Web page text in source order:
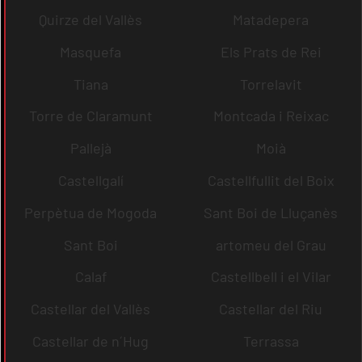
Quirze del Vallès
Matadepera
Masquefa
Els Prats de Rei
Tiana
Torrelavit
Torre de Claramunt
Montcada i Reixac
Pallejà
Moià
Castellgalí
Castellfullit del Boix
Perpètua de Mogoda
Sant Boi de Lluçanès
Sant Boi
artomeu del Grau
Calaf
Castellbell i el Vilar
Castellar del Vallès
Castellar del Riu
Castellar de n´Hug
Terrassa